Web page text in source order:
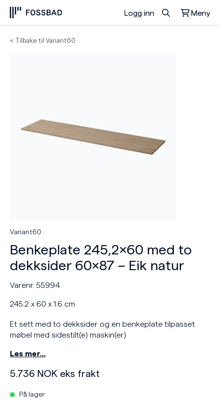
Logg inn Meny
Du har ingen produkter i handlekurven.
< Tilbake til Variant60
Variant60
Benkeplate 245,2×60 med to
dekksider 60×87 – Eik natur
Varenr. 55994
245.2 x 60 x 1.6 cm
Et sett med to dekksider og en benkeplate tilpasset
møbel med sidestilt(e) maskin(er)
Les mer…
5.736 NOK eks frakt
På lager